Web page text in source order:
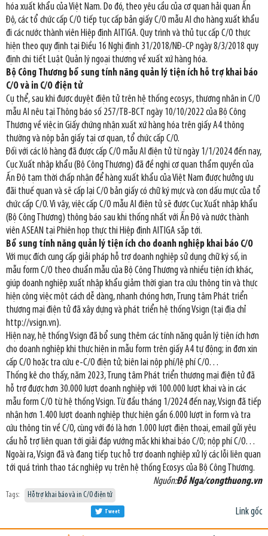
hóa xuất khẩu của Việt Nam. Do đó, theo yêu cầu của cơ quan hải quan Ấn
Độ, các tổ chức cấp C/O tiếp tục cấp bản giấy C/O mẫu AI cho hàng xuất khẩu
đi các nước thành viên Hiệp định AITIGA. Quy trình và thủ tục cấp C/O thực
hiện theo quy định tại Điều 16 Nghị định 31/2018/NĐ-CP ngày 8/3/2018 quy
định chi tiết Luật Quản lý ngoại thương về xuất xứ hàng hóa.
Bộ Công Thương bổ sung tính năng quản lý tiện ích hỗ trợ khai báo
C/O và in C/O điện tử
Cụ thể, sau khi được duyệt điện tử trên hệ thống ecosys, thương nhân in C/O
mẫu AI nêu tại Thông báo số 257/TB-BCT ngày 10/10/2022 của Bộ Công
Thương về việc in Giấy chứng nhận xuất xứ hàng hóa trên giấy A4 thông
thường và nộp bản giấy tại cơ quan, tổ chức cấp C/O.
Đối với các lô hàng đã được cấp C/O mẫu AI điện tử từ ngày 1/1/2024 đến nay,
Cục Xuất nhập khẩu (Bộ Công Thương) đã đề nghị cơ quan thẩm quyền của
Ấn Độ tạm thời chấp nhận để hàng xuất khẩu của Việt Nam được hưởng ưu
đãi thuế quan và sẽ cấp lại C/O bản giấy có chữ ký mực và con dấu mực của tổ
chức cấp C/O. Vì vậy, việc cấp C/O mẫu AI điện tử sẽ được Cục Xuất nhập khẩu
(Bộ Công Thương) thông báo sau khi thống nhất với Ấn Độ và nước thành
viên ASEAN tại Phiên họp thực thi Hiệp định AITIGA sắp tới.
Bổ sung tính năng quản lý tiện ích cho doanh nghiệp khai báo C/O
Với mục đích cung cấp giải pháp hỗ trợ doanh nghiệp sử dụng chữ ký số, in
mẫu form C/O theo chuẩn mẫu của Bộ Công Thương và nhiều tiện ích khác,
giúp doanh nghiệp xuất nhập khẩu giảm thời gian tra cứu thông tin và thực
hiện công việc một cách dễ dàng, nhanh chóng hơn, Trung tâm Phát triển
thương mại điện tử đã xây dựng và phát triển hệ thống Vsign (tại địa chỉ
http://vsign.vn).
Hiện nay, hệ thống Vsign đã bổ sung thêm các tính năng quản lý tiện ích hơn
cho doanh nghiệp khi thực hiện in mẫu form trên giấy A4 tự động; in đơn xin
cấp C/O hoặc tra cứu e-C/O điện tử; biên lai nộp phí/lệ phí C/O…
Thống kê cho thấy, năm 2023, Trung tâm Phát triển thương mại điện tử đã
hỗ trợ được hơn 30.000 lượt doanh nghiệp với 100.000 lượt khai và in các
mẫu form C/O từ hệ thống Vsign. Từ đầu tháng 1/2024 đến nay, Vsign đã tiếp
nhận hơn 1.400 lượt doanh nghiệp thực hiện gần 6.000 lượt in form và tra
cứu thông tin về C/O, cùng với đó là hơn 1.000 lượt điện thoại, email gửi yêu
cầu hỗ trợ liên quan tới giải đáp vướng mắc khi khai báo C/O; nộp phí C/O…
Ngoài ra, Vsign đã và đang tiếp tục hỗ trợ doanh nghiệp xử lý các lỗi liên quan
tới quá trình thao tác nghiệp vụ trên hệ thống Ecosys của Bộ Công Thương.
Nguồn:Đỗ Nga/congthuong.vn
Tags: Hỗ trợ khai báo và in C/O điện tử
Link gốc
Tweet